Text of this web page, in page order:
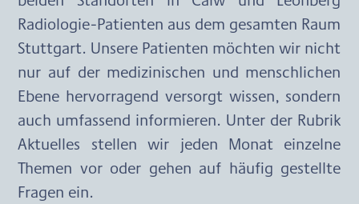
Radiologie-Patienten aus dem gesamten Raum
Stuttgart. Unsere Patienten möchten wir nicht
nur auf der medizinischen und menschlichen
Ebene hervorragend versorgt wissen, sondern
auch umfassend informieren. Unter der Rubrik
Aktuelles stellen wir jeden Monat einzelne
Themen vor oder gehen auf häufig gestellte
Fragen ein.